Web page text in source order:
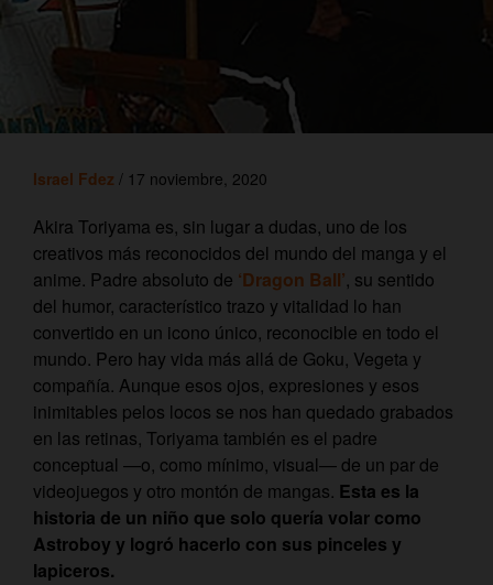
Israel Fdez / 17 noviembre, 2020
Akira Toriyama es, sin lugar a dudas, uno de los
creativos más reconocidos del mundo del manga y el
anime. Padre absoluto de ‘Dragon Ball’, su sentido
del humor, característico trazo y vitalidad lo han
convertido en un icono único, reconocible en todo el
mundo. Pero hay vida más allá de Goku, Vegeta y
compañía. Aunque esos ojos, expresiones y esos
inimitables pelos locos se nos han quedado grabados
en las retinas, Toriyama también es el padre
conceptual —o, como mínimo, visual— de un par de
videojuegos y otro montón de mangas. Esta es la
historia de un niño que solo quería volar como
Astroboy y logró hacerlo con sus pinceles y
lapiceros.